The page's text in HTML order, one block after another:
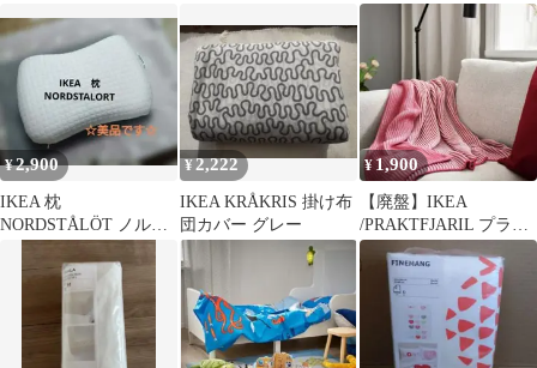
イズ
ット
¥2,900
IKEA 枕
NORDSTÅLÖT ノルド
35x50cm 低反発
¥2,222
IKEA KRÅKRIS 掛け布
団カバー グレー
¥1,900
【廃盤】IKEA
/PRAKTFJARIL プラク
トフィヤーリル ブラン
ケット